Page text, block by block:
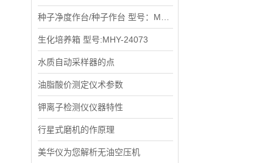
生化培养箱 型号:MHY-24073
水质自动采样器的点
油脂酸价测定仪术参数
钾离子检测仪仪器特性
行星式磨机的作原理
美华仪为您解析无油空压机